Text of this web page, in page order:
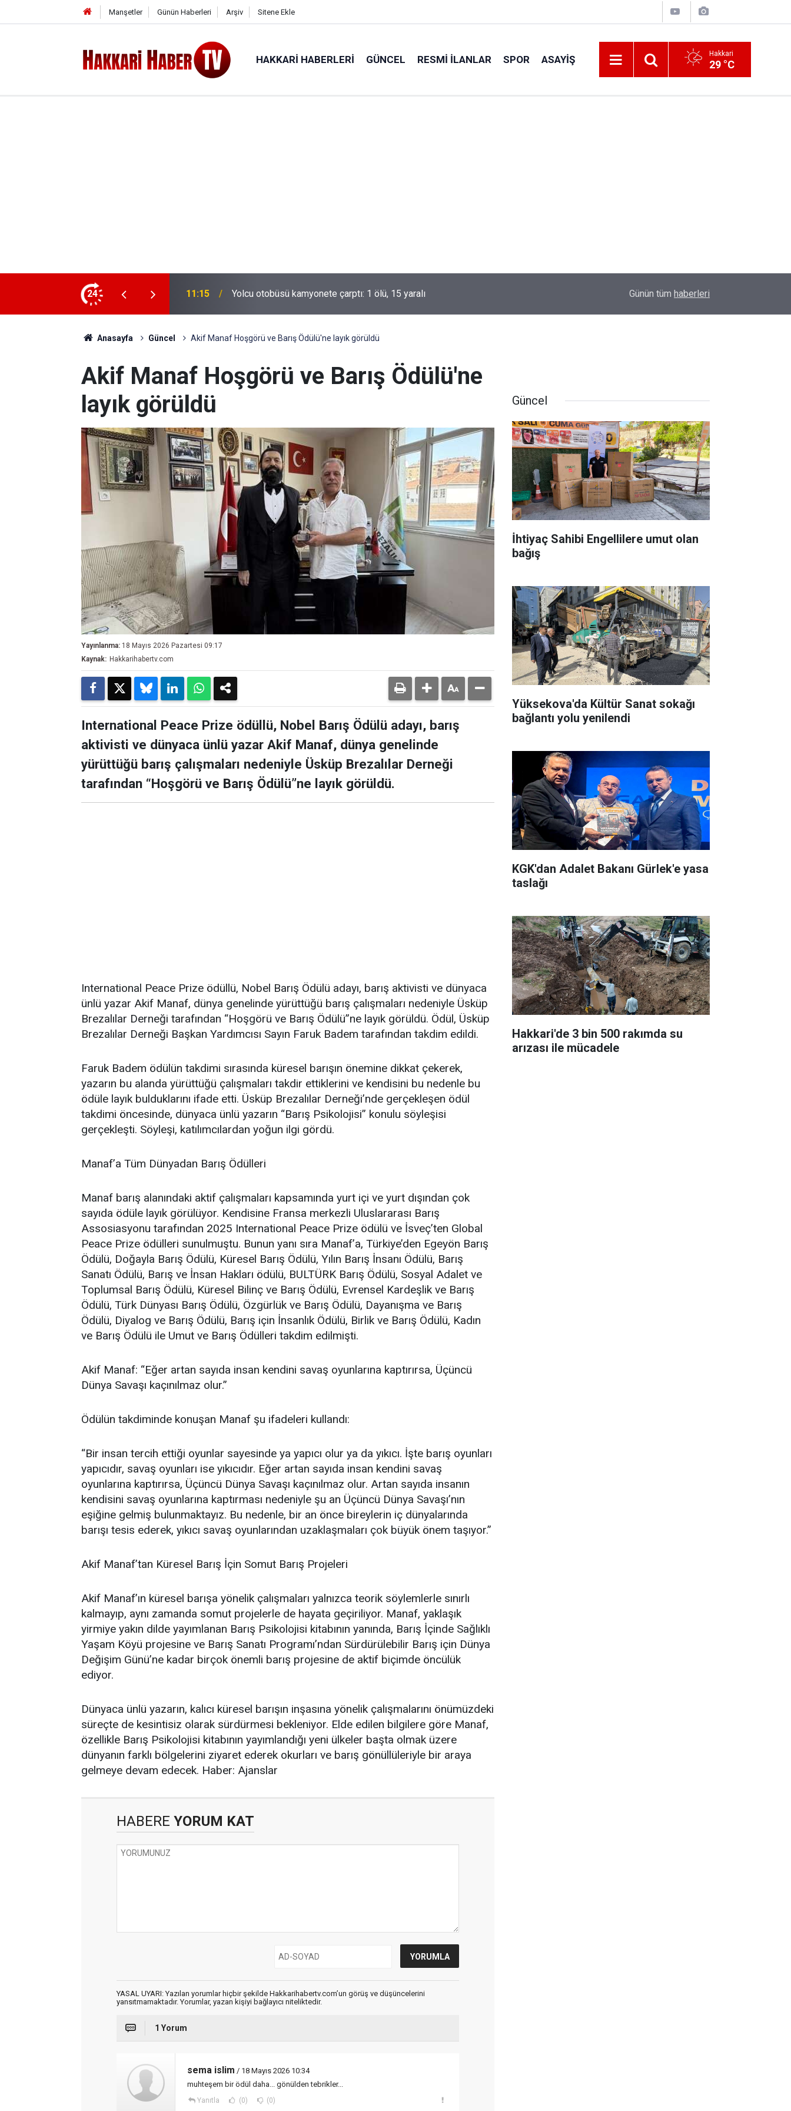
Manşetler Günün Haberleri Arşiv Sitene Ekle
HAKKARI HABERLERI GÜNCEL RESMI İLANLAR SPOR ASAYIŞ Hakkari
29 °C
24 10:55 Şahinoğlu ailesinin acı günü
Yüksekova’ya sevk edildi
Günün tüm haberleri
Anasayfa Güncel Akif Manaf Hoşgörü ve Barış Ödülü'ne layık görüldü
Akif Manaf Hoşgörü ve Barış Ödülü'ne
layık görüldü
Yayınlanma: 18 Mayıs 2026 Pazartesi 09:17
Kaynak: Hakkarihabertv.com
International Peace Prize ödüllü, Nobel Barış Ödülü adayı, barış
aktivisti ve dünyaca ünlü yazar Akif Manaf, dünya genelinde
yürüttüğü barış çalışmaları nedeniyle Üsküp Brezalılar Derneği
tarafından “Hoşgörü ve Barış Ödülü”ne layık görüldü.
International Peace Prize ödüllü, Nobel Barış Ödülü adayı, barış aktivisti ve dünyaca
ünlü yazar Akif Manaf, dünya genelinde yürüttüğü barış çalışmaları nedeniyle Üsküp
Brezalılar Derneği tarafından “Hoşgörü ve Barış Ödülü”ne layık görüldü. Ödül, Üsküp
Brezalılar Derneği Başkan Yardımcısı Sayın Faruk Badem tarafından takdim edildi.
Faruk Badem ödülün takdimi sırasında küresel barışın önemine dikkat çekerek,
yazarın bu alanda yürüttüğü çalışmaları takdir ettiklerini ve kendisini bu nedenle bu
ödüle layık bulduklarını ifade etti. Üsküp Brezalılar Derneği’nde gerçekleşen ödül
takdimi öncesinde, dünyaca ünlü yazarın “Barış Psikolojisi” konulu söyleşisi
gerçekleşti. Söyleşi, katılımcılardan yoğun ilgi gördü.
Manaf’a Tüm Dünyadan Barış Ödülleri
Manaf barış alanındaki aktif çalışmaları kapsamında yurt içi ve yurt dışından çok
sayıda ödüle layık görülüyor. Kendisine Fransa merkezli Uluslararası Barış
Assosiasyonu tarafından 2025 International Peace Prize ödülü ve İsveç’ten Global
Peace Prize ödülleri sunulmuştu. Bunun yanı sıra Manaf’a, Türkiye’den Egeyön Barış
Ödülü, Doğayla Barış Ödülü, Küresel Barış Ödülü, Yılın Barış İnsanı Ödülü, Barış
Sanatı Ödülü, Barış ve İnsan Hakları ödülü, BULTÜRK Barış Ödülü, Sosyal Adalet ve
Toplumsal Barış Ödülü, Küresel Bilinç ve Barış Ödülü, Evrensel Kardeşlik ve Barış
Ödülü, Türk Dünyası Barış Ödülü, Özgürlük ve Barış Ödülü, Dayanışma ve Barış
Ödülü, Diyalog ve Barış Ödülü, Barış için İnsanlık Ödülü, Birlik ve Barış Ödülü, Kadın
ve Barış Ödülü ile Umut ve Barış Ödülleri takdim edilmişti.
Akif Manaf: “Eğer artan sayıda insan kendini savaş oyunlarına kaptırırsa, Üçüncü
Dünya Savaşı kaçınılmaz olur.”
Ödülün takdiminde konuşan Manaf şu ifadeleri kullandı:
“Bir insan tercih ettiği oyunlar sayesinde ya yapıcı olur ya da yıkıcı. İşte barış oyunları
yapıcıdır, savaş oyunları ise yıkıcıdır. Eğer artan sayıda insan kendini savaş
oyunlarına kaptırırsa, Üçüncü Dünya Savaşı kaçınılmaz olur. Artan sayıda insanın
kendisini savaş oyunlarına kaptırması nedeniyle şu an Üçüncü Dünya Savaşı’nın
eşiğine gelmiş bulunmaktayız. Bu nedenle, bir an önce bireylerin iç dünyalarında
barışı tesis ederek, yıkıcı savaş oyunlarından uzaklaşmaları çok büyük önem taşıyor.”
Akif Manaf’tan Küresel Barış İçin Somut Barış Projeleri
Akif Manaf’ın küresel barışa yönelik çalışmaları yalnızca teorik söylemlerle sınırlı
kalmayıp, aynı zamanda somut projelerle de hayata geçiriliyor. Manaf, yaklaşık
yirmiye yakın dilde yayımlanan Barış Psikolojisi kitabının yanında, Barış İçinde Sağlıklı
Yaşam Köyü projesine ve Barış Sanatı Programı’ndan Sürdürülebilir Barış için Dünya
Değişim Günü’ne kadar birçok önemli barış projesine de aktif biçimde öncülük
ediyor.
Dünyaca ünlü yazarın, kalıcı küresel barışın inşasına yönelik çalışmalarını önümüzdeki
süreçte de kesintisiz olarak sürdürmesi bekleniyor. Elde edilen bilgilere göre Manaf,
özellikle Barış Psikolojisi kitabının yayımlandığı yeni ülkeler başta olmak üzere
dünyanın farklı bölgelerini ziyaret ederek okurları ve barış gönüllüleriyle bir araya
gelmeye devam edecek. Haber: Ajanslar
HABERE YORUM KAT
YASAL UYARI: Yazılan yorumlar hiçbir şekilde Hakkarihabertv.com’un görüş ve düşüncelerini
yansıtmamaktadır. Yorumlar, yazan kişiyi bağlayıcı niteliktedir.
1 Yorum
sema islim / 18 Mayıs 2026 10:34
muhteşem bir ödül daha... gönülden tebrikler...
Yanıtla (0) (0)
Güncel
İhtiyaç Sahibi Engellilere umut olan
bağış
Yüksekova'da Kültür Sanat sokağı
bağlantı yolu yenilendi
KGK'dan Adalet Bakanı Gürlek'e yasa
taslağı
Hakkari'de 3 bin 500 rakımda su
arızası ile mücadele